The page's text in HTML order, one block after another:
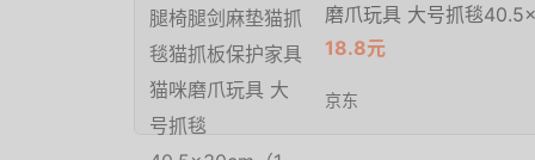
磨爪玩具 大号抓毯
18.8元
京东